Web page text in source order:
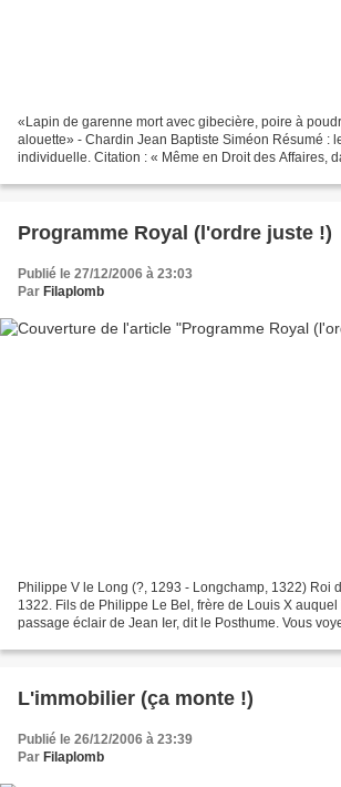
«Lapin de garenne mort avec gibecière, poire à
alouette» - Chardin Jean Baptiste Siméon Résumé :
individuelle. Citation : « Même en Droit des Affaires,
Programme Royal (l'ordre juste !)
Publié le 27/12/2006 à 23:03
Par Filaplomb
Philippe V le Long (?, 1293 - Longchamp, 1322) Roi
1322. Fils de Philippe Le Bel, frère de Louis X
passage éclair de Jean Ier, dit le Posthume. Vous
L'immobilier (ça monte !)
Publié le 26/12/2006 à 23:39
Par Filaplomb